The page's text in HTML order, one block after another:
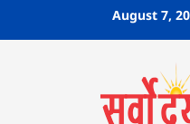
August 7,